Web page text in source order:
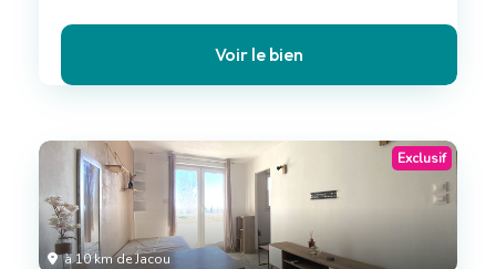
Voir le bien
à 10 km de Jacou
Exclusif